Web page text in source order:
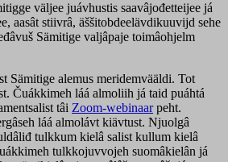
väljee juávhustis saavâjođetteijee já
aasât stiivrâ, äššitobdeelävdikuuvijd sehe
Sämitige valjâpaje toimâohjelm
Sämitige alemus meridemvääldi. Tot
Čuákkimeh láá almoliih já taid puáhtá
tâi Zoom-webinaarpeht.
láá almolávt kiävtust. Njuolgâ
tulkkum kielâ salist kullum kielâ
tulkkojuvvojeh suomâkielân já